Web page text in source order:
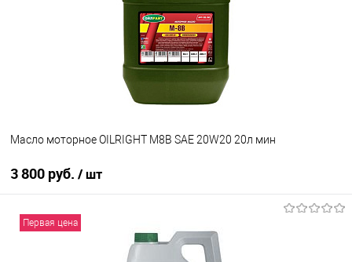
Масло моторное OILRIGHT М8В SAE 20W20 20л мин
3 800 руб. / шт
Первая цена